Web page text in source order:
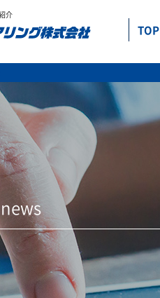
介
TOP
news